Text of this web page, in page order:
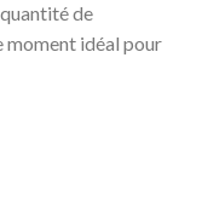
de
moment idéal pour